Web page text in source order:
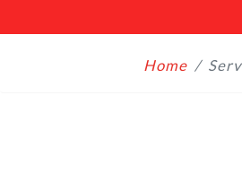
Home